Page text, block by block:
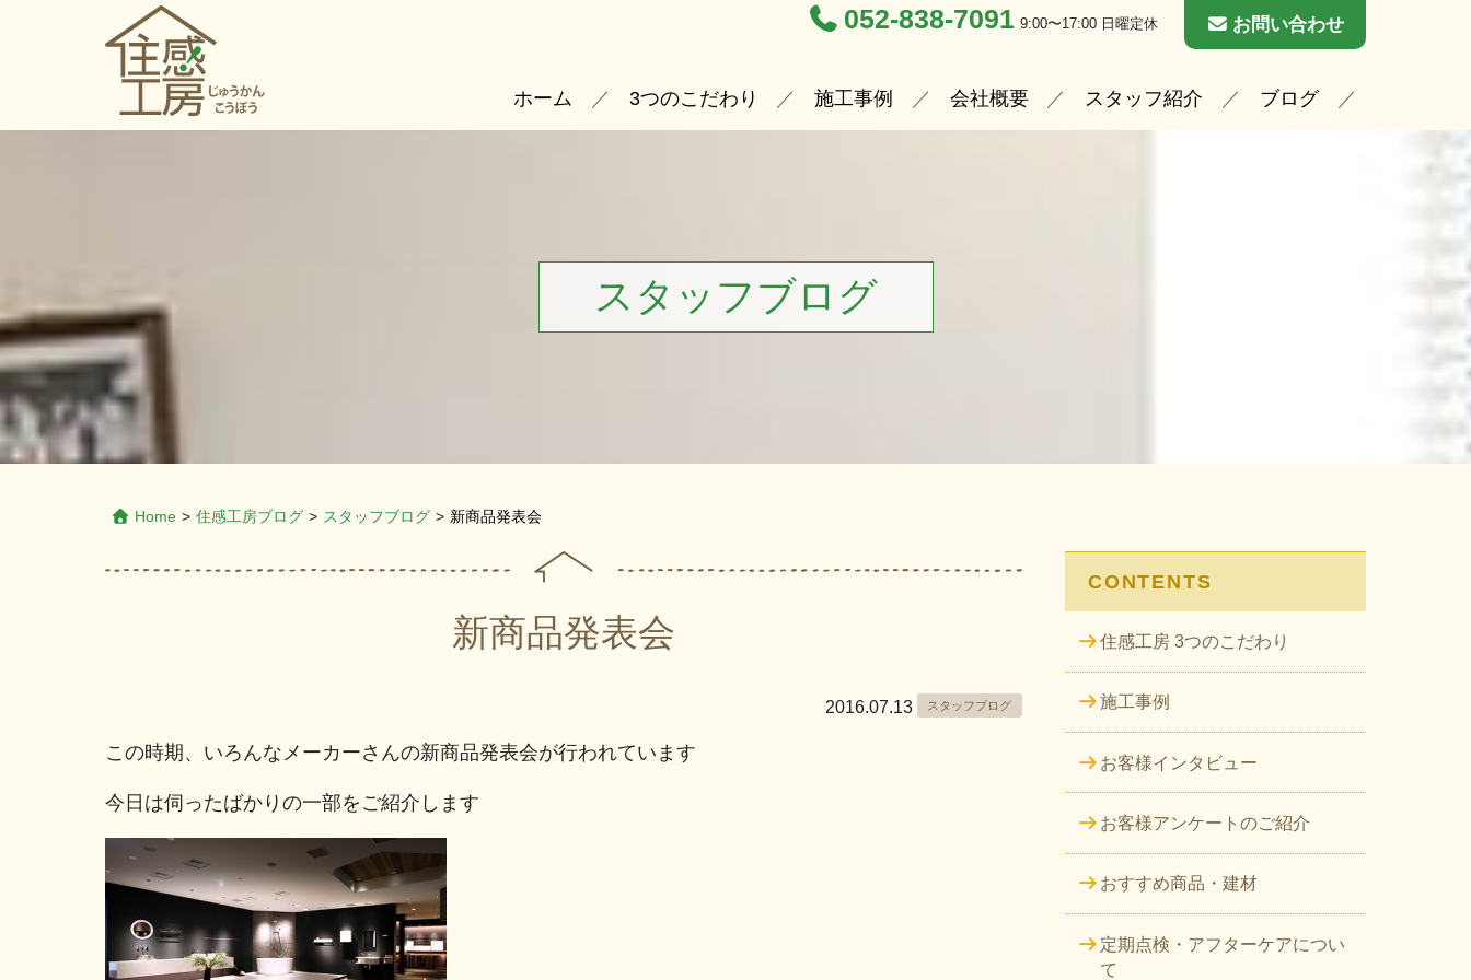
052-838-7091 9:00〜17:00 日曜定休 お問い合わせ
ホーム 3つのこだわり 施工事例 会社概要 スタッフ紹介 ブログ
スタッフブログ
Home > 住感工房ブログ > スタッフブログ > 新商品発表会
新商品発表会
2016.07.13 スタッフブログ
この時期、いろんなメーカーさんの新商品発表会が行われています
今日は伺ったばかりの一部をご紹介します
CONTENTS
住感工房 3つのこだわり
施工事例
お客様インタビュー
お客様アンケートのご紹介
おすすめ商品・建材
定期点検・アフターケアについ
て